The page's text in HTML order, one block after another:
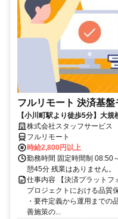
フルリモート 決済基
【小川町駅より徒歩5分】大
ます。品質保証の専門性を発
きる案件です☆
株式会社スタッフサービ
フルリモート
時給2,800円以上
勤務時間 固定時間制 08:50
憩45分 残業はありません。
仕事内容 【決済プラットフ
プロジェクトにおける品質
・要件定義から運用までの
善施策の...